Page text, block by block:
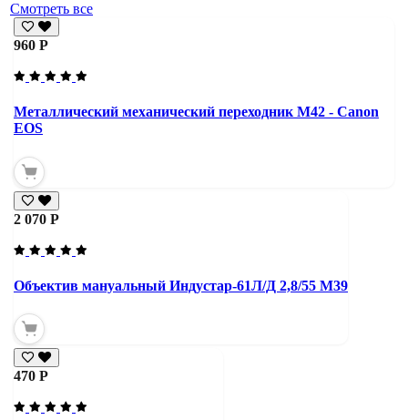
Смотреть все
960 Р
Металлический механический переходник M42 - Canon
EOS
2 070 Р
Объектив мануальный Индустар-61Л/Д 2,8/55 М39
470 Р